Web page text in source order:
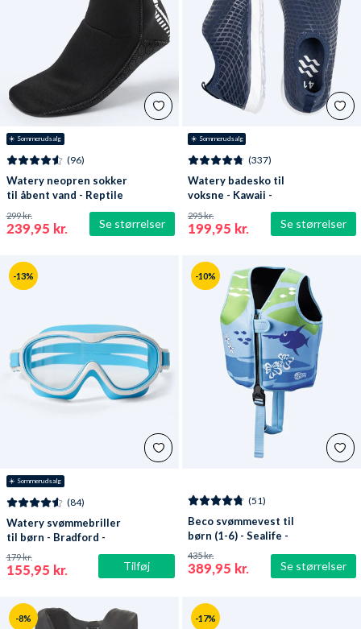
☀️ Sommerudsalg
Se størrelser
(96)
Watery neopren sokker
til åbent vand - Reptile
(3 mm) - Sort
239,95 kr.
299 kr.
☀️ Sommerudsalg
Se størrelser
(337)
Watery badesko til
voksne - Kawaii -
Mørkeblå
199,95 kr.
295 kr.
-13%
☀️ Sommerudsalg
Tilføj
(84)
Watery svømmebriller
til børn - Bradford -
Blå/hvid
155,95 kr.
179 kr.
-10%
Se størrelser
(51)
Beco svømmevest til
børn (1-6) - Sealife -
Lyseblå/grøn
389,95 kr.
435 kr.
-8% -17%